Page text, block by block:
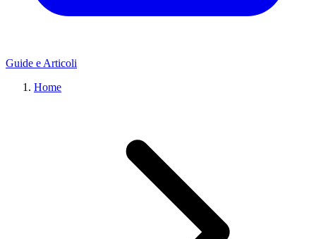
Guide e Articoli
Home